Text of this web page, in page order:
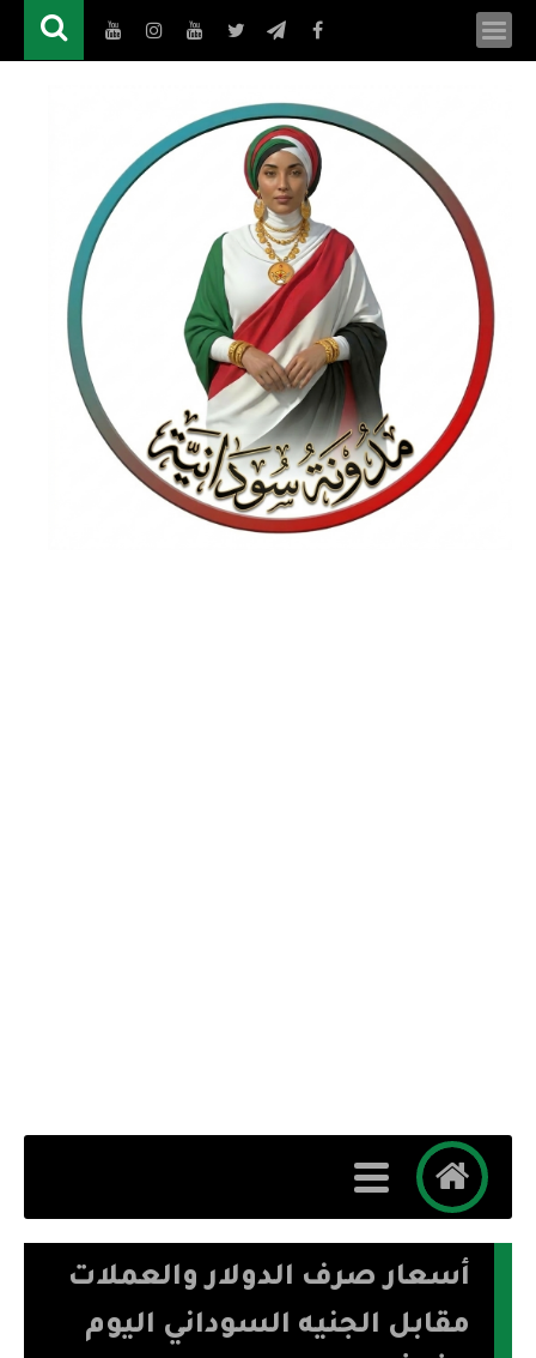
أسعار صرف الدولار والعملات
مقابل الجنيه السوداني اليوم